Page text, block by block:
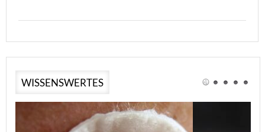
WISSENSWERTES